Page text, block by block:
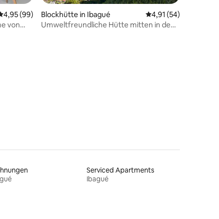
Bewertung: 4,95 von 5, 99 Bewertungen
4,95 (99)
von
Blockhütte in Ibagué Durchschnittliche
4,91 (54)
Umweltfreundliche Hütte mitten in den
Serviced Apartments
Ibagué